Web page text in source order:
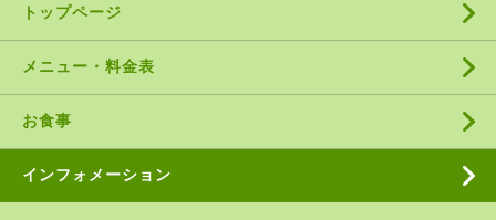
トップページ
メニュー・料金表
お食事
インフォメーション